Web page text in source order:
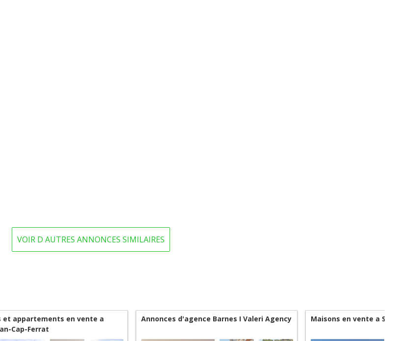
VOIR D AUTRES ANNONCES SIMILAIRES
et appartements en vente a
Cap-Ferrat
Annonces d'agence Barnes I Valeri Agency Maisons en vente a Saint-